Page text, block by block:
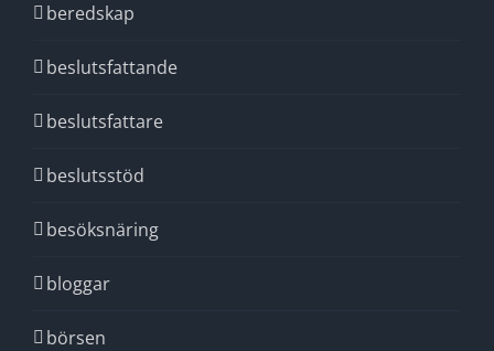
beredskap
beslutsfattande
beslutsfattare
beslutsstöd
besöksnäring
bloggar
börsen